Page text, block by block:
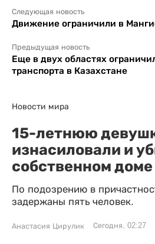
Следующая новость
Движение ограничили в
Предыдущая новость
Еще в двух областях
транспорта в Казахстане
Новости мира
15-летнюю
изнасиловали и
собственном доме
По подозрению в
задержаны пять человек.
Анастасия Цирулик Сегодня, 02:27